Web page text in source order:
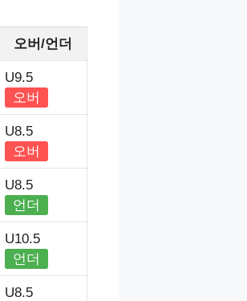
오버/언더
U9.5
오버
U8.5
오버
U8.5
언더
U10.5
언더
U8.5